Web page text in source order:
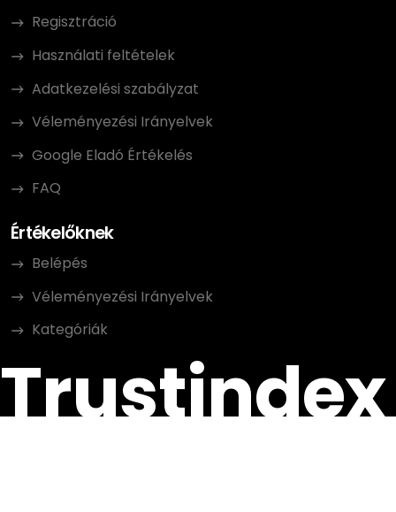
Regisztráció
Használati feltételek
Adatkezelési szabályzat
Véleményezési Irányelvek
Google Eladó Értékelés
FAQ
Értékelőknek
Belépés
Véleményezési Irányelvek
Kategóriák
Trustindex